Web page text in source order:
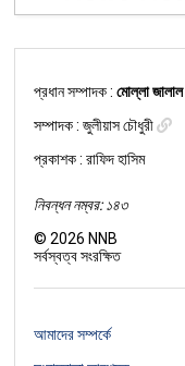
প্রধান সম্পাদক :মোল্লা জালাল
সম্পাদক :জুলীয়াস চৌধুরী
প্রকাশক : রাফিদ হাসিম
নিবন্ধন নম্বর: ১৪৩
©2026 NNB
সর্বস্বত্ব সংরক্ষিত
আমাদের সম্পর্কে